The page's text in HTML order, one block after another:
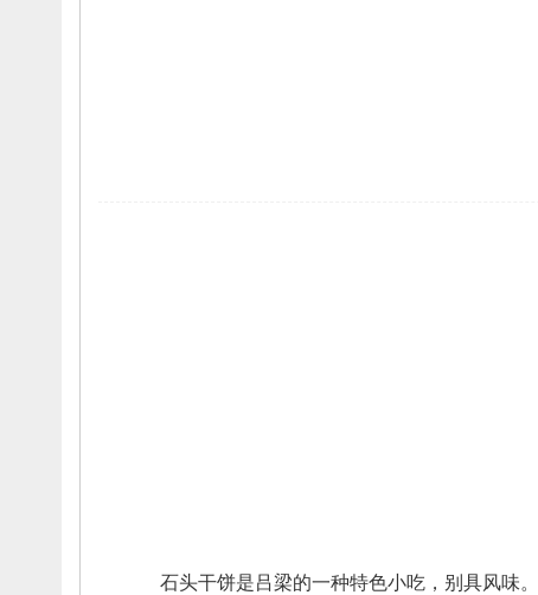
石头干饼是吕梁的一种特色小吃， 别具风味。